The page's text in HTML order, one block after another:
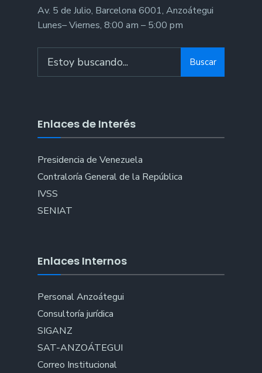
Av. 5 de Julio, Barcelona 6001, Anzoátegui
Lunes– Viernes, 8:00 am – 5:00 pm
for:
Buscar
Enlaces de Interés
Presidencia de Venezuela
Contraloría General de la República
IVSS
SENIAT
Enlaces Internos
Personal Anzoátegui
Consultoría jurídica
SIGANZ
SAT-ANZOÁTEGUI
Correo Institucional